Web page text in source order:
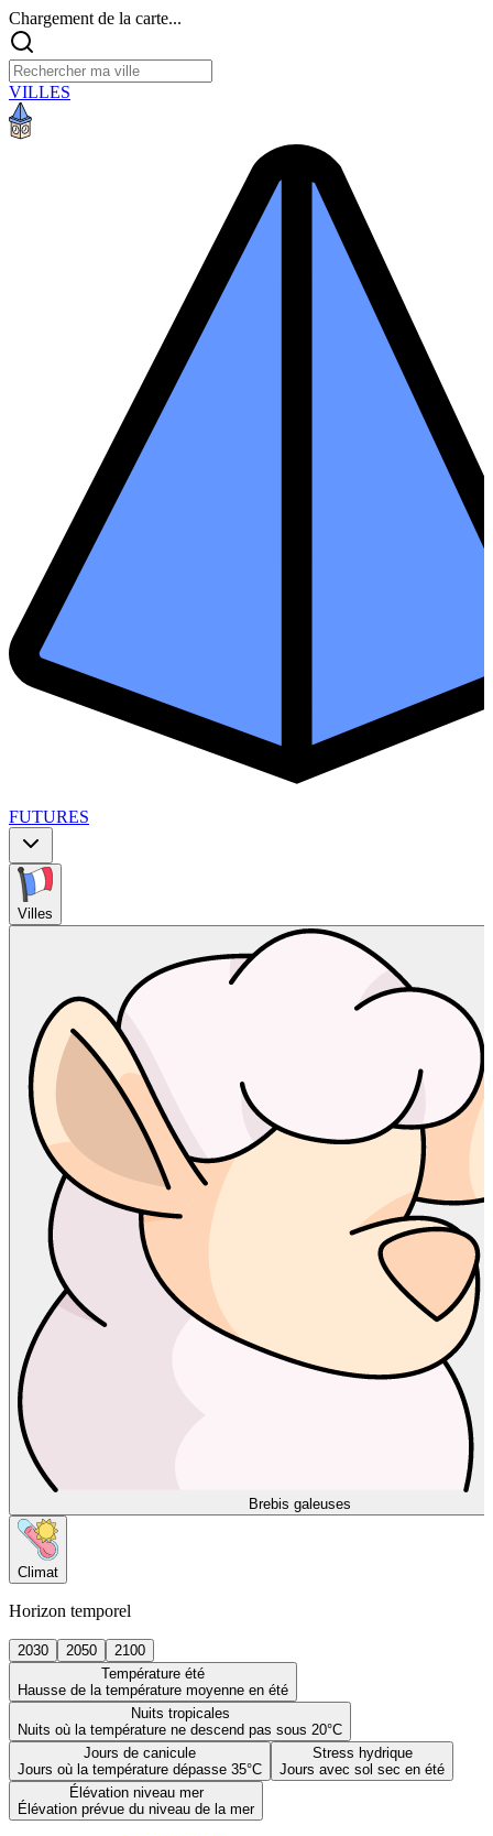
Chargement de la carte...
VILLES
FUTURES
Villes
Brebis galeuses
Climat
Horizon temporel
2030 2050
2100
Température été
Hausse de la température moyenne en été
Nuits tropicales
Nuits où la température ne descend pas sous 20°C
Jours de canicule
Jours où la température dépasse 35°C
Stress hydrique
Jours avec sol sec en été
Élévation niveau mer
Élévation prévue du niveau de la mer